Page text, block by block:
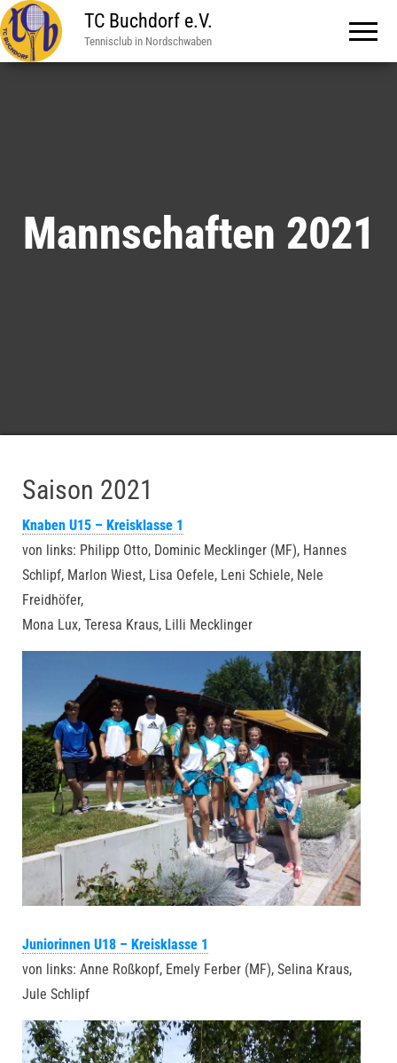
TC Buchdorf e.V.
Tennisclub in Nordschwaben
Mannschaften 2021
Saison 2021
Knaben U15 – Kreisklasse 1
von links: Philipp Otto, Dominic Mecklinger (MF), Hannes
Schlipf, Marlon Wiest, Lisa Oefele, Leni Schiele, Nele
Freidhöfer,
Mona Lux, Teresa Kraus, Lilli Mecklinger
Juniorinnen U18 – Kreisklasse 1
von links: Anne Roßkopf, Emely Ferber (MF), Selina Kraus,
Jule Schlipf